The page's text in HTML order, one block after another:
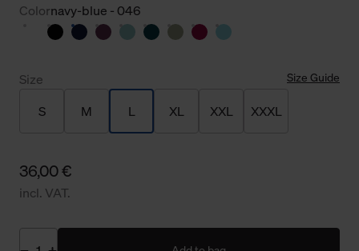
Colornavy-blue - 046
Size Size Guide
S M L XL XXL XXXL
36,00 €
incl. VAT.